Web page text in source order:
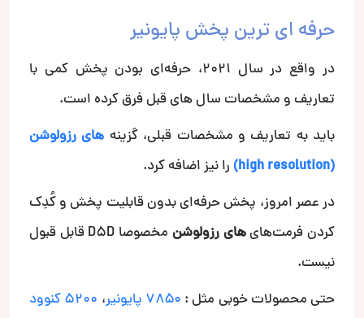
حرفه ای ترین پخش پایونیر
در واقع در سال 2021، حرفه‌ای بودن پخش کمی با
تعاریف و مشخصات سال های قبل فرق کرده است.
باید به تعاریف و مشخصات قبلی، گزینه های رزولوشن
(high resolution)
را نیز اضافه کرد.
در عصر امروز، پخش حرفه‌ای بدون قابلیت پخش و کُدِک
کردن فرمت‌هایهای رزولوشن
مخصوصا D5D قابل قبول
نیست.
حتی محصولات خوبی مثل : ۷۸۵۰ پایونیر ،